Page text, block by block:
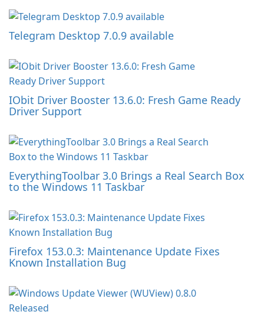
Telegram Desktop 7.0.9 available
IObit Driver Booster 13.6.0: Fresh Game Ready
Driver Support
EverythingToolbar 3.0 Brings a Real Search Box
to the Windows 11 Taskbar
Firefox 153.0.3: Maintenance Update Fixes
Known Installation Bug